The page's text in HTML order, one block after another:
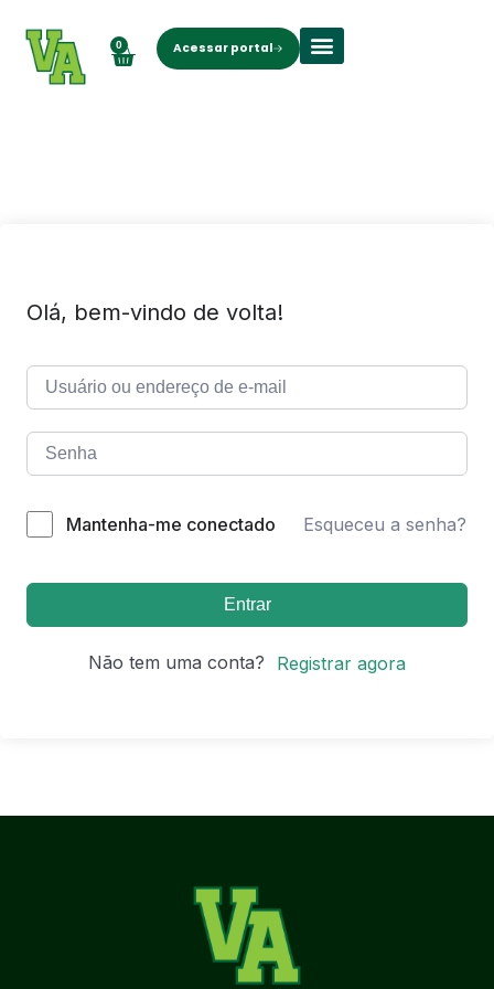
0 Acessar portal
Olá, bem-vindo de volta!
Mantenha-me conectado Esqueceu a senha?
Entrar
Não tem uma conta? Registrar agora